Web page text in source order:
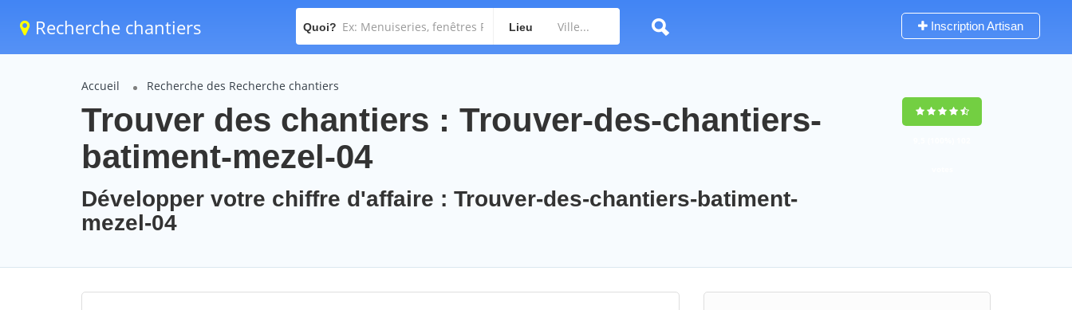
Recherche chantiers Quoi? Lieu Inscription Artisan
Accueil Recherche des Recherche chantiers
Trouver des chantiers : Trouver-des-chantiers-
batiment-mezel-04
Développer votre chiffre d'affaire : Trouver-des-chantiers-batiment-
mezel-04